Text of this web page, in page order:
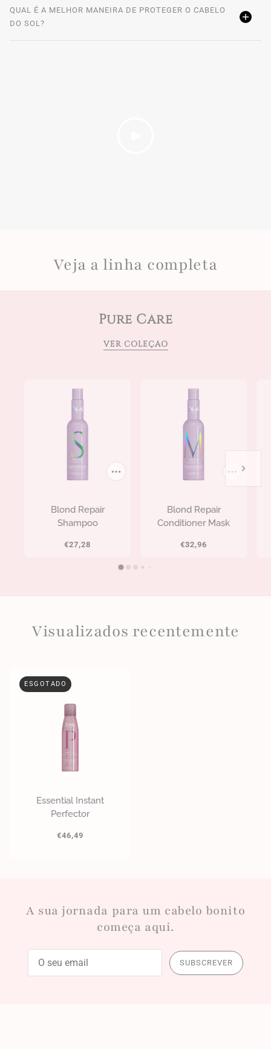
QUAL É A MELHOR MANEIRA DE PROTEGER O CABELO
DO SOL?
Veja a linha completa
Pure Care
VER COLEÇÃO
Blond Repair
Shampoo
€27,28
Blond Repair
Conditioner Mask
€32,96
Visualizados recentemente
ESGOTADO
Essential Instant
Perfector
€46,49
A sua jornada para um cabelo bonito
começa aqui.
SUBSCREVER